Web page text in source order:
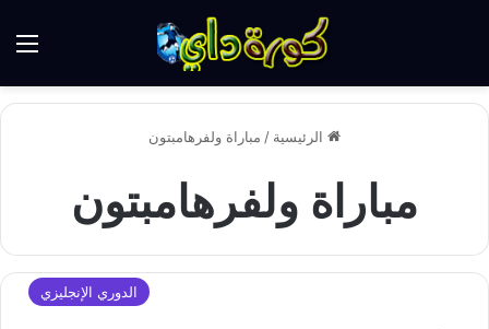
الرئيسية / مباراة ولفرهامبتون
مباراة ولفرهامبتون
الدوري الإنجليزي